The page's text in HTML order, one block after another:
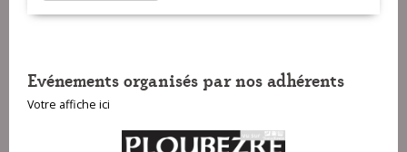
Evénements organisés par nos adhérents
Votre affiche ici